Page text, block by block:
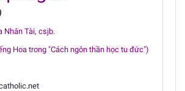
Nhân Tài, csjb.
Hoa trong "Cách ngôn thần học tu đức")